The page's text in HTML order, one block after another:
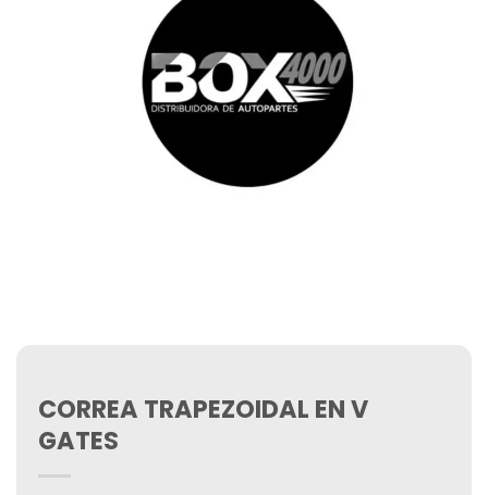
CORREA TRAPEZOIDAL EN V
GATES